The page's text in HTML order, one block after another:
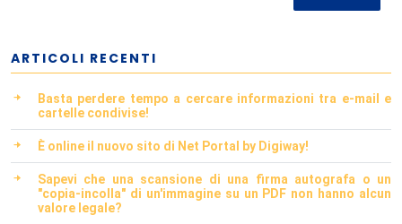
ARTICOLI RECENTI
Basta perdere tempo a cercare informazioni tra e-mail e
cartelle condivise!
È online il nuovo sito di Net Portal by Digiway!
Sapevi che una scansione di una firma autografa o un
"copia-incolla" di un'immagine su un PDF non hanno alcun
valore legale?